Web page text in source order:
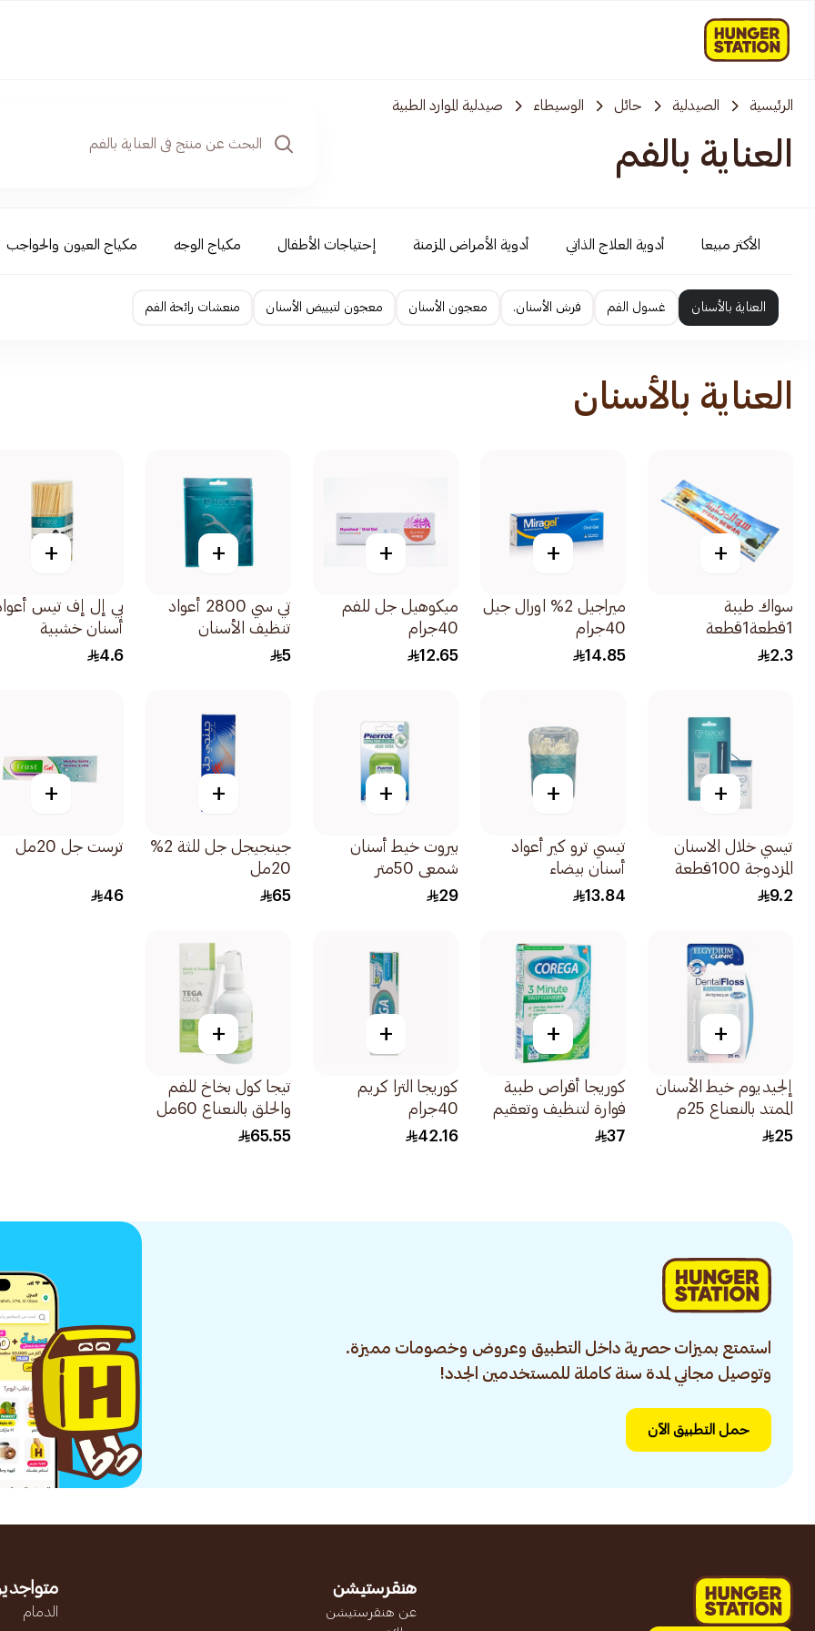
الرئيسية الصيدلية حائل الوسيطاء صيدلية الموارد الطبية
العناية بالفم
الأكثر مبيعا أدوية العلاج الذاتي أدوية الأمراض المزمنة إحتياجات الأطفال مكياج الوجه مكياج العيون والحواجب
العناية بالأسنان غسول الفم فرش الأسنان. معجون الأسنان معجون لتبييض الأسنان منعشات رائحة الفم
العناية بالأسنان
+
سواك طيبة
1قطعة1قطعة
2.3
+
ميراجيل 2% اورال جيل
40جرام
14.85
+
ميكوهيل جل للفم
40جرام
12.65
+
تي سي 2800 أعواد
تنظيف الأسنان
30قطعة
5
+
بي إل إف تيس
أسنان خشبية
250قطعة
4.6
+
تيسي خلال الاسنان
المزدوجة 100قطعة
9.2
+
تيسي ترو كير أعواد
أسنان بيضاء
100قطعة
13.84
+
بيروت خيط أسنان
شمعي 50متر
29
+
جينجيجل جل للثة 2%
20مل
65
+
ترست جل 20مل
46
+
إلجيديوم خيط الأسنان
الممتد بالنعناع 25م
1قطعة
25
+
كوريجا أقراص طبية
فوارة لتنظيف وتعقيم
37
+
كوريجا الترا كريم
40جرام
42.16
+
تيجا كول بخاخ للفم
والحلق بالنعناع 60مل
65.55
استمتع بميزات حصرية داخل التطبيق وعروض وخصومات مميزة.
وتوصيل مجاني لمدة سنة كاملة للمستخدمين الجدد!
حمل التطبيق الآن
هنقرستيشن
عن هنقرستيشن
الدمام